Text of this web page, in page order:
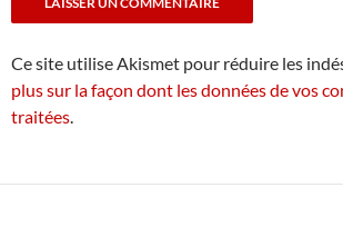
Ce site utilise Akismet pour réduire les
plus sur la façon dont les données de vos
traitées